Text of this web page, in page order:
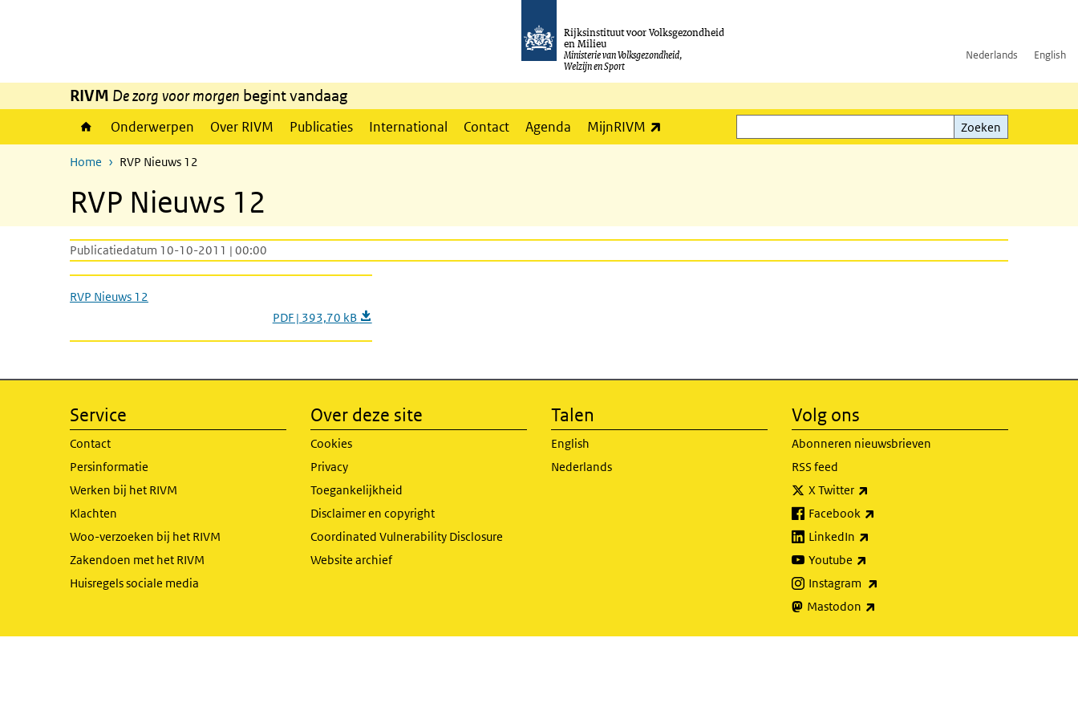
Rijksinstituut voor Volksgezondheid
en Milieu
Ministerie van Volksgezondheid,
Welzijn en Sport
Nederlands English
RIVM De zorg voor morgen begint vandaag
Onderwerpen Over RIVM Publicaties International Contact Agenda MijnRIVM
Zoeken
Zoeken
Home RVP Nieuws 12
RVP Nieuws 12
Publicatiedatum 10-10-2011 | 00:00
RVP Nieuws 12
PDF | 393,70 kB
Service
Contact
Persinformatie
Werken bij het RIVM
Klachten
Woo-verzoeken bij het RIVM
Zakendoen met het RIVM
Huisregels sociale media
Over deze site
Cookies
Privacy
Toegankelijkheid
Disclaimer en copyright
Coordinated Vulnerability Disclosure
Website archief
Talen
English
Nederlands
Volg ons
Abonneren nieuwsbrieven
RSS feed
X Twitter
Facebook
LinkedIn
Youtube
Instagram
Mastodon